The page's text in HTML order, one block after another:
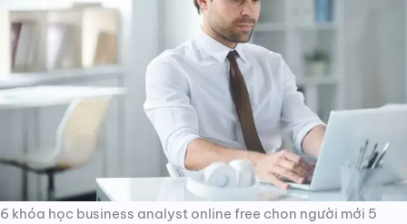
6 khóa học business analyst online free chon người mới 5